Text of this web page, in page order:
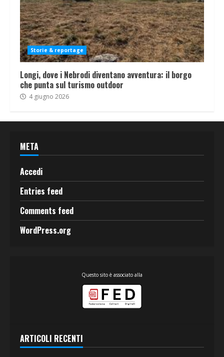
Storie & reportage
Longi, dove i Nebrodi diventano avventura: il borgo
che punta sul turismo outdoor
4 giugno 2026
META
Accedi
Entries feed
Comments feed
WordPress.org
Questo sito è associato alla
ARTICOLI RECENTI